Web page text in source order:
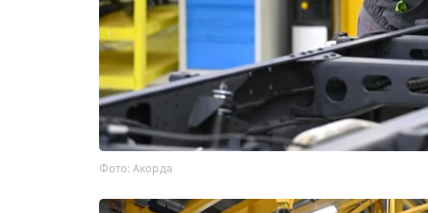
Фото: Акорда